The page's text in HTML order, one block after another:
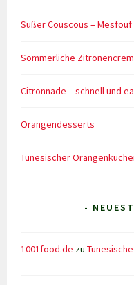
Süßer Couscous – Mesfouf
Sommerliche
Citronnade – schnell und
Orangendesserts
Tunesischer
-
1001food.de zu